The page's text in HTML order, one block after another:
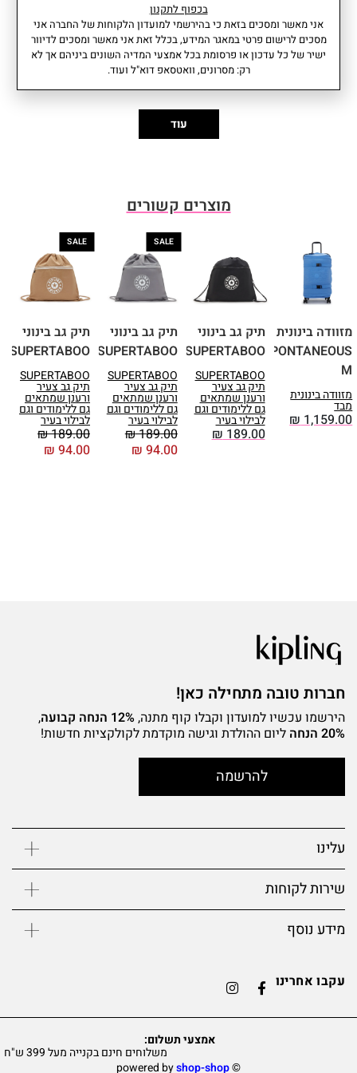
מידע נוסף
• תא ראשי עם סגירת רוכסן המכיל:
מאפיינים
נפח: 35 ליטר
משקל: 0.65 ק"ג
המותג קיפלינג משנה מעת לעת את
הקופים המצורפים לתיקים.
יתכן והקוף שיגיע הינו מחומר שונה
ומראה שונה מהתמונה, אך הצבע
תמיד היה תואם לתיק.
עוד
מוצרים קשורים
מזוודה בינונית
SPONTANEOUS
M
מזוודה בינונית
מבד
₪1,159.00
תיק גב בינוני
SUPERTABOO
SUPERTABOO
תיק גב צעיר
ורענן שמתאים
גם ללימודים וגם
לבילוי בעיר
₪189.00
SALE
תיק גב בינוני
SUPERTABOO
SUPERTABOO
תיק גב צעיר
ורענן שמתאים
גם ללימודים וגם
לבילוי בעיר
₪189.00
₪ 94.00
SALE
תיק גב בינוני
SUPERTABOO
SUPERTABOO
תיק גב צעיר
ורענן שמתאים
גם ללימודים וגם
לבילוי בעיר
₪189.00
₪ 94.00
חברות טובה מתחילה כאן!
הירשמו עכשיו למועדון וקבלו קוף מתנה, 12% הנחה קבועה
,
20% הנחה
ליום ההולדת וגישה מוקדמת לקולקציות חדשות!
להרשמה
עלינו
שירות לקוחות
מידע נוסף
עקבו אחרינו
©️ powered by
shop-shop
משלוחים חינם בקנייה מעל 399 ש"ח
אמצעי תשלום:
בכפוף לתקנון
אני מאשר ומסכים בזאת כי בהירשמי למועדון הלקוחות של החברה אני
מסכים לרישום פרטי במאגר המידע, בכלל זאת אני מאשר ומסכים לדיוור
ישיר של כל עדכון או פרסומת בכל אמצעי המדיה השונים ביניהם אך לא
רק: מסרונים, וואטסאפ דוא"ל ועוד.